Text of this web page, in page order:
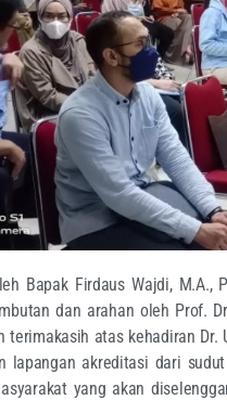
Bapak Firdaus Wajdi, M.A.,
dan arahan oleh Prof.
terimakasih atas kehadiran
lapangan akreditasi dari
yang akan